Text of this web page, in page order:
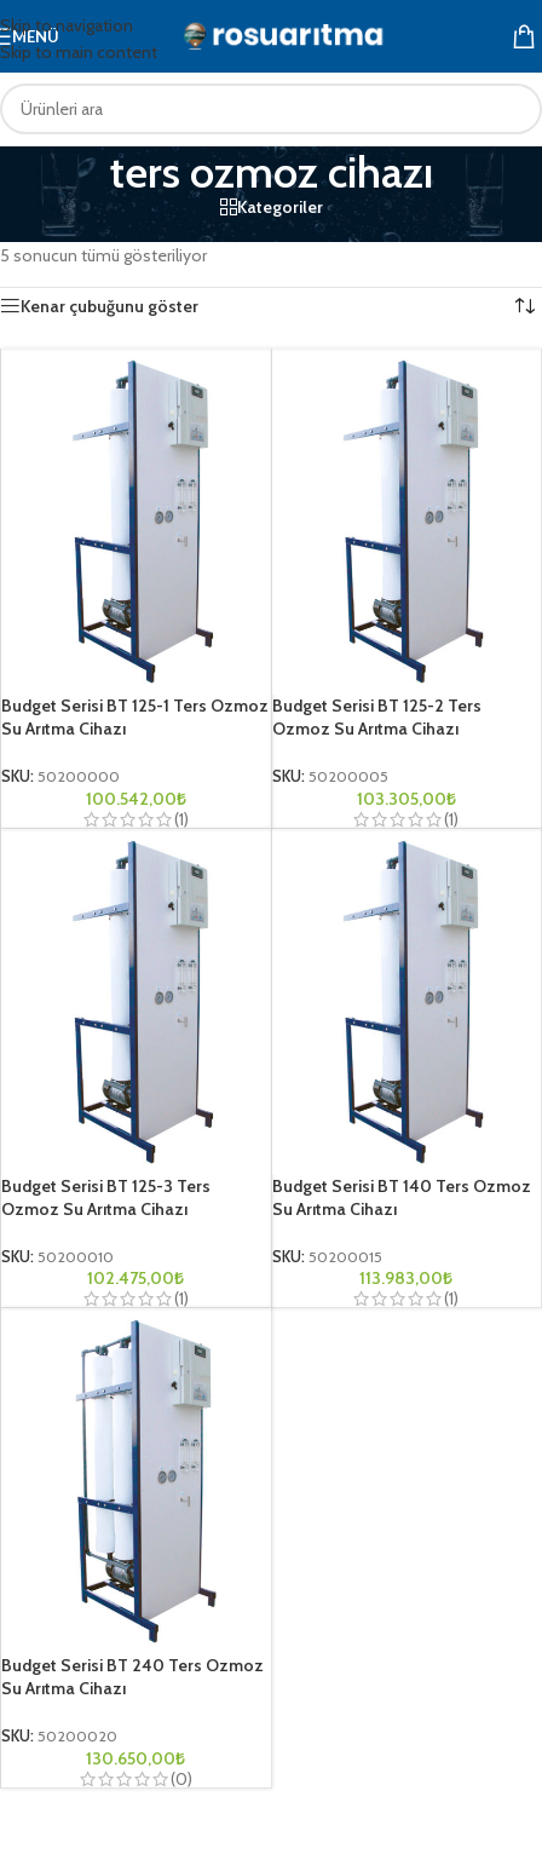
Skip to navigation
Skip to main content
MENÜ
ters ozmoz cihazı
Kategoriler
Ana Sayfa/
Ürünler “ters ozmoz cihazı” olarak etiketlendi
5 sonucun tümü gösteriliyor
Kenar çubuğunu göster
Budget Serisi BT 125-1 Ters Ozmoz
Su Arıtma Cihazı
SKU: 50200000
100.542,00₺
(1)
Budget Serisi BT 125-2 Ters
Ozmoz Su Arıtma Cihazı
SKU: 50200005
103.305,00₺
(1)
Budget Serisi BT 125-3 Ters
Ozmoz Su Arıtma Cihazı
SKU: 50200010
102.475,00₺
(1)
Budget Serisi BT 140 Ters Ozmoz
Su Arıtma Cihazı
SKU: 50200015
113.983,00₺
(1)
Budget Serisi BT 240 Ters Ozmoz
Su Arıtma Cihazı
SKU: 50200020
130.650,00₺
(0)